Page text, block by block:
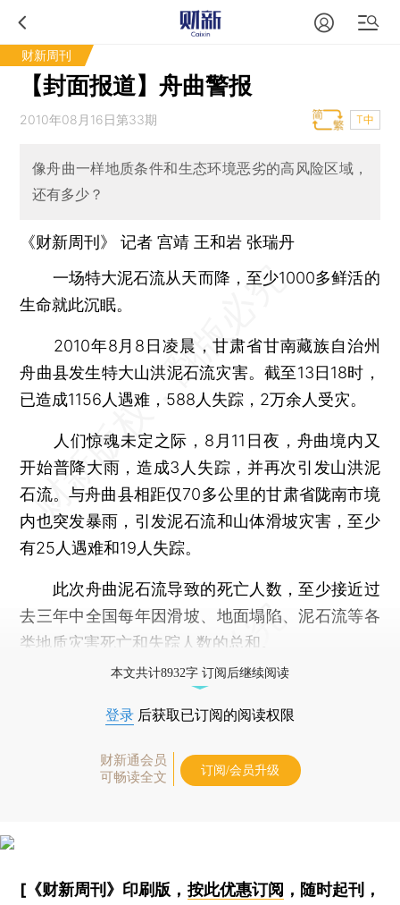
财新周刊
【封面报道】舟曲警报
2010年08月16日第33期 T中
像舟曲一样地质条件和生态环境恶劣的高风险区域，
还有多少？
《财新周刊》 记者宫靖 王和岩 张瑞丹
一场特大泥石流从天而降，至少1000多鲜活的
生命就此沉眠。
2010年8月8日凌晨，甘肃省甘南藏族自治州
舟曲县发生特大山洪泥石流灾害。截至13日18时，
已造成1156人遇难，588人失踪，2万余人受灾。
人们惊魂未定之际，8月11日夜，舟曲境内又
开始普降大雨，造成3人失踪，并再次引发山洪泥
石流。与舟曲县相距仅70多公里的甘肃省陇南市境
内也突发暴雨，引发泥石流和山体滑坡灾害，至少
有25人遇难和19人失踪。
此次舟曲泥石流导致的死亡人数，至少接近过
去三年中全国每年因滑坡、地面塌陷、泥石流等各
类地质灾害死亡和失踪人数的总和。
本文共计8932字 订阅后继续阅读
登录 后获取已订阅的阅读权限
财新通会员
可畅读全文
订阅/会员升级
[《财新周刊》印刷版， 按此优惠订阅 ，随时起刊，